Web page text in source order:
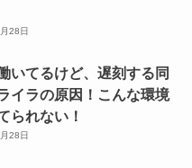
28日
いてるけど、遅刻する同
イラの原因！こんな環境
られない！
28日